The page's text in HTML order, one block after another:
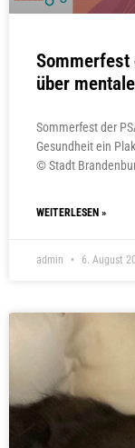
Sommerfest
über
Sommerfest der
Gesundheit ein
© Stadt
WEITERLESEN »
admin 6. August